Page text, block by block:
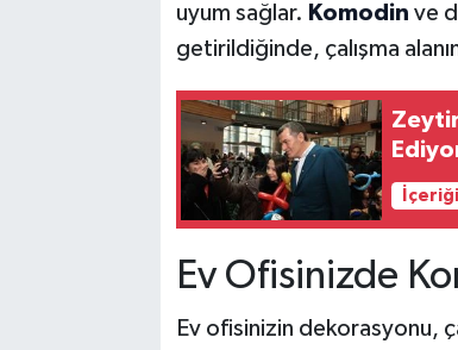
uyum sağlar. Komodin ve
getirildiğinde, çalışma
Ev Ofisinizde
Ev ofisinizin dekorasyonu,